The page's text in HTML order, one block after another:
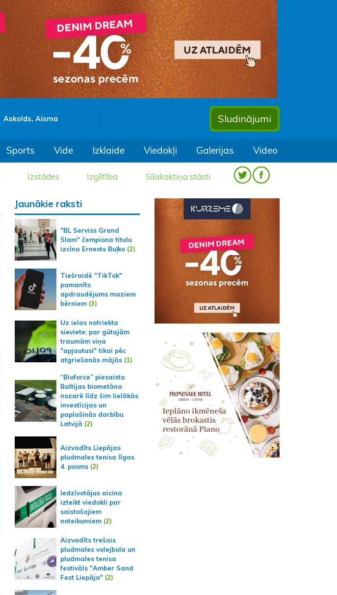
Askolds, Aisma Sludinājumi
Sports Vide Izklaide Viedokļi Galerijas Video
Izstādes Izglītība Silakaktiņa stāsti
Jaunākie raksti
"BL Serviss Grand
Slam" čempiona titulu
izcīna Ernests Buļko (2)
Tiešraidē "TikTok"
pamanīts
apdraudējums maziem
bērniem (3)
Uz ielas notriekta
sieviete; par gūtajām
traumām viņa
"apjautusi" tikai pēc
atgriešanās mājās (1)
“Bioforce” piesaista
Baltijas biometāna
nozarē līdz šim lielākās
investīcijas un
paplašinās darbību
Latvijā (2)
Aizvadīts Liepājas
pludmales tenisa līgas
4. posms (2)
Iedzīvotājus aicina
izteikt viedokli par
saistošajiem
noteikumiem (2)
Aizvadīts trešais
pludmales volejbola un
pludmales tenisa
festivāls "Amber Sand
Fest Liepāja" (2)